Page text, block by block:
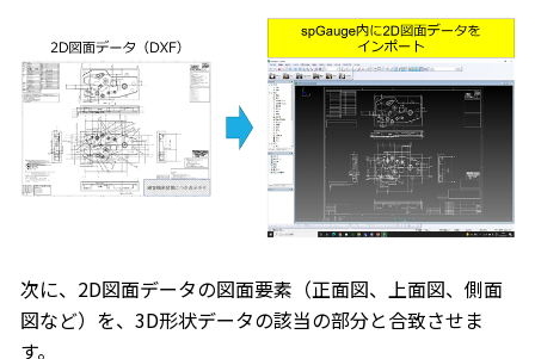
次に、2D図面データの図面要素（正面図、上面図、側面
図など）を、3D形状データの該当の部分と合致させま
す。